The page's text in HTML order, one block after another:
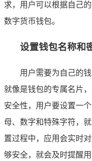
求，用户可以根据自己
数字货币钱包。
设置钱包名称和
用户需要为自己的
就像是钱包的专属名片
安全性，用户要设置一
母、数字和特殊字符，
置过程中，应用会实时
够安全，就会及时提醒